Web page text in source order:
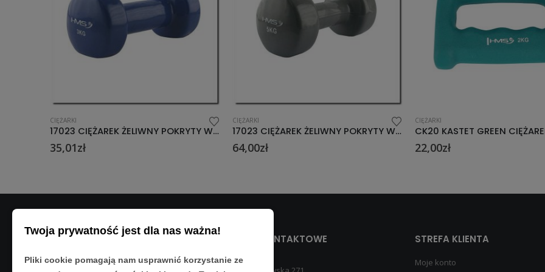
CIĘŻARKI
17023 CIĘŻAREK ŻELIWNY POKRYTY WINYLEM 5.0 KG HMS
64,00zł
CIĘŻARKI
CK20 KASTET GREEN CIĘŻAREK ŻELIWNY POKRYTY NEOPRENEM 2.0 KG HMS
22,00zł
CIĘŻARKI
7,00zł
DANE KONTAKTOWE
Adres:
STREFA KLIENTA
Moje konto
Twoja prywatność jest dla nas ważna!
Pliki cookie pomagają nam usprawnić korzystanie ze